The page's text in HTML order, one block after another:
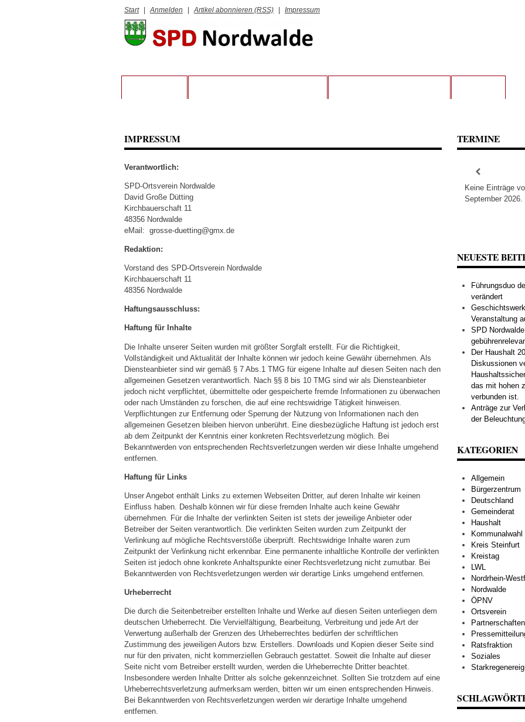
Start| Anmelden | Artikel abonnieren (RSS) | Impressum
IMPRESSUM
Verantwortlich:
SPD-Ortsverein Nordwalde
David Große Dütting
Kirchbauerschaft 11
48356 Nordwalde
eMail: grosse-duetting@gmx.de
Redaktion:
Vorstand des SPD-Ortsverein Nordwalde
Kirchbauerschaft 11
48356 Nordwalde
Haftungsausschluss:
Haftung für Inhalte
Die Inhalte unserer Seiten wurden mit größter Sorgfalt erstellt. Für die Richtigkeit,
Vollständigkeit und Aktualität der Inhalte können wir jedoch keine Gewähr übernehmen. Als
Diensteanbieter sind wir gemäß § 7 Abs.1 TMG für eigene Inhalte auf diesen Seiten nach den
allgemeinen Gesetzen verantwortlich. Nach §§ 8 bis 10 TMG sind wir als Diensteanbieter
jedoch nicht verpflichtet, übermittelte oder gespeicherte fremde Informationen zu überwachen
oder nach Umständen zu forschen, die auf eine rechtswidrige Tätigkeit hinweisen.
Verpflichtungen zur Entfernung oder Sperrung der Nutzung von Informationen nach den
allgemeinen Gesetzen bleiben hiervon unberührt. Eine diesbezügliche Haftung ist jedoch erst
ab dem Zeitpunkt der Kenntnis einer konkreten Rechtsverletzung möglich. Bei
Bekanntwerden von entsprechenden Rechtsverletzungen werden wir diese Inhalte umgehend
entfernen.
Haftung für Links
Unser Angebot enthält Links zu externen Webseiten Dritter, auf deren Inhalte wir keinen
Einfluss haben. Deshalb können wir für diese fremden Inhalte auch keine Gewähr
übernehmen. Für die Inhalte der verlinkten Seiten ist stets der jeweilige Anbieter oder
Betreiber der Seiten verantwortlich. Die verlinkten Seiten wurden zum Zeitpunkt der
Verlinkung auf mögliche Rechtsverstöße überprüft. Rechtswidrige Inhalte waren zum
Zeitpunkt der Verlinkung nicht erkennbar. Eine permanente inhaltliche Kontrolle der verlinkten
Seiten ist jedoch ohne konkrete Anhaltspunkte einer Rechtsverletzung nicht zumutbar. Bei
Bekanntwerden von Rechtsverletzungen werden wir derartige Links umgehend entfernen.
Urheberrecht
Die durch die Seitenbetreiber erstellten Inhalte und Werke auf diesen Seiten unterliegen dem
deutschen Urheberrecht. Die Vervielfältigung, Bearbeitung, Verbreitung und jede Art der
Verwertung außerhalb der Grenzen des Urheberrechtes bedürfen der schriftlichen
Zustimmung des jeweiligen Autors bzw. Erstellers. Downloads und Kopien dieser Seite sind
nur für den privaten, nicht kommerziellen Gebrauch gestattet. Soweit die Inhalte auf dieser
Seite nicht vom Betreiber erstellt wurden, werden die Urheberrechte Dritter beachtet.
Insbesondere werden Inhalte Dritter als solche gekennzeichnet. Sollten Sie trotzdem auf eine
Urheberrechtsverletzung aufmerksam werden, bitten wir um einen entsprechenden Hinweis.
Bei Bekanntwerden von Rechtsverletzungen werden wir derartige Inhalte umgehend
entfernen.
TERMINE
Keine Einträge
September 2026.
NEUESTE
Führungsduo
verändert
Veranstaltung
SPD
Der Haushalt
Diskussionen
das mit hohen
verbunden ist.
Anträge zur
der
KATEGORIEN
Allgemein
Bürgerzentrum
Deutschland
Gemeinderat
Haushalt
Kommunalwahl
Kreis Steinfurt
Kreistag
LWL
Nordrhein-
Nordwalde
ÖPNV
Ortsverein
Partnerschaften
Ratsfraktion
Soziales